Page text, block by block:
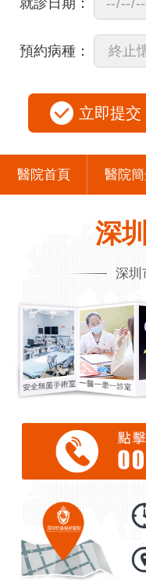
預約病種：
立即提交
醫院首頁 醫院
深
深圳